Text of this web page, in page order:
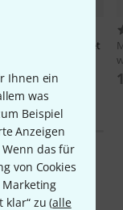
Ihnen ein
was
Beispiel
Anzeigen
das für
von Cookies
klar“ zu (alle
Still Series Cymbal Set